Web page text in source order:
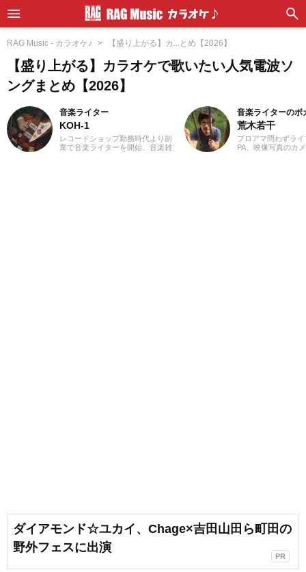
RAG Music - カラオケ♪ 【盛り上がる】カ...とめ【2026】
【盛り上がる】カラオケで歌いたい人気電波ソ
ングまとめ【2026】
音楽ライター
KOH-1
レコードショップ勤務時代より副
業で音楽ライターを開始、音楽雑
音楽ライターのボ
荒木若干
プロアマ問わずラ
PA、映像写真のカ
ダイアモンド☆ユカイ、Chage×吉田山田ら町田の
野外フェスに出演
PR